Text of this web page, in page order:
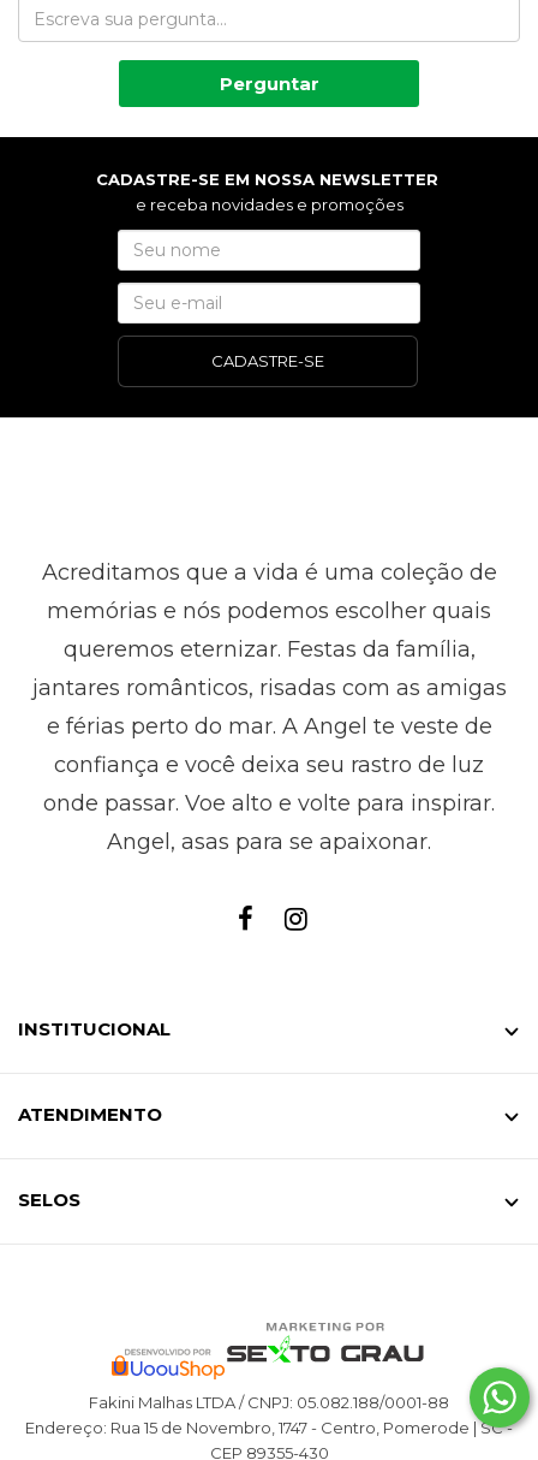
Perguntar
CADASTRE-SE EM NOSSA NEWSLETTER
e receba novidades e promoções
CADASTRE-SE
Acreditamos que a vida é uma coleção de
memórias e nós podemos escolher quais
queremos eternizar. Festas da família,
jantares românticos, risadas com as amigas
e férias perto do mar. A Angel te veste de
confiança e você deixa seu rastro de luz
onde passar. Voe alto e volte para inspirar.
Angel, asas para se apaixonar.
INSTITUCIONAL
ATENDIMENTO
SELOS
Fakini Malhas LTDA / CNPJ: 05.082.188/0001-88
Endereço: Rua 15 de Novembro, 1747 - Centro, Pomerode | SC -
CEP 89355-430